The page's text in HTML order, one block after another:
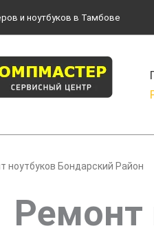
и ноутбуков в Тамбове
ноутбуков Бондарский Район
Ремонт